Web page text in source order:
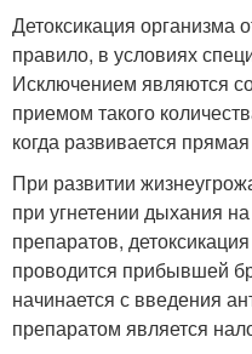
Детоксикация организма
правило, в условиях
Исключением являются
приемом такого
когда развивается
При развитии
при угнетении дыхания
препаратов,
проводится прибывшей
начинается с введения
препаратом является